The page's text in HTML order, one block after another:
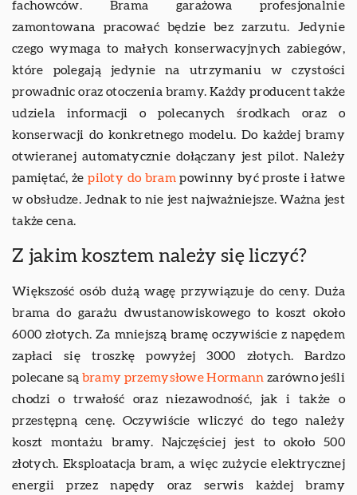
fachowców. Brama garażowa profesjonalnie
zamontowana pracować będzie bez zarzutu. Jedynie
czego wymaga to małych konserwacyjnych zabiegów,
które polegają jedynie na utrzymaniu w czystości
prowadnic oraz otoczenia bramy. Każdy producent także
udziela informacji o polecanych środkach oraz o
konserwacji do konkretnego modelu. Do każdej bramy
otwieranej automatycznie dołączany jest pilot. Należy
pamiętać, żepiloty do bram powinny być proste i łatwe
w obsłudze. Jednak to nie jest najważniejsze. Ważna jest
także cena.
Z jakim kosztem należy się liczyć?
Większość osób dużą wagę przywiązuje do ceny. Duża
brama do garażu dwustanowiskowego to koszt około
6000 złotych. Za mniejszą bramę oczywiście z napędem
zapłaci się troszkę powyżej 3000 złotych. Bardzo
polecane są bramy przemysłowe Hormann zarówno jeśli
chodzi o trwałość oraz niezawodność, jak i także o
przestępną cenę. Oczywiście wliczyć do tego należy
koszt montażu bramy. Najczęściej jest to około 500
złotych. Eksploatacja bram, a więc zużycie elektrycznej
energii przez napędy oraz serwis każdej bramy